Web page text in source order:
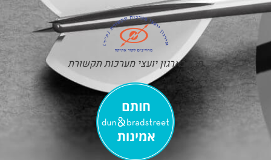
חבר בארגון יועצי מערכות תקשורת